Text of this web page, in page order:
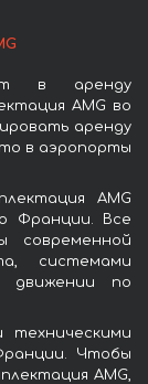
в аренду
AMG во
аренду
в аэропорты
AMG
Франции. Все
современной
системами
движении по
Чтобы
AMG,